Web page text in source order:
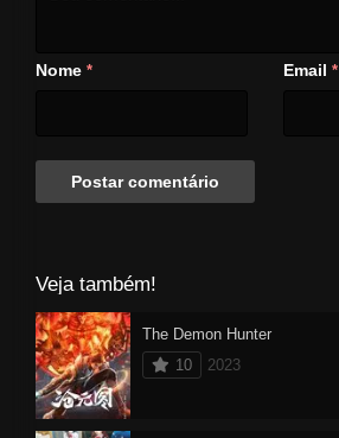
Nome * Email *
Veja também!
The Demon Hunter
10
2023